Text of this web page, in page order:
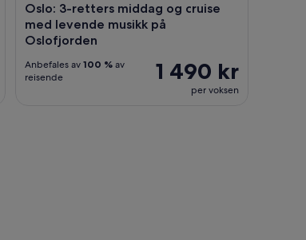
Oslo: 3-retters middag og cruise
med levende musikk på
Oslofjorden
1 490 kr
per voksen
Anbefales av 100 % av
reisende